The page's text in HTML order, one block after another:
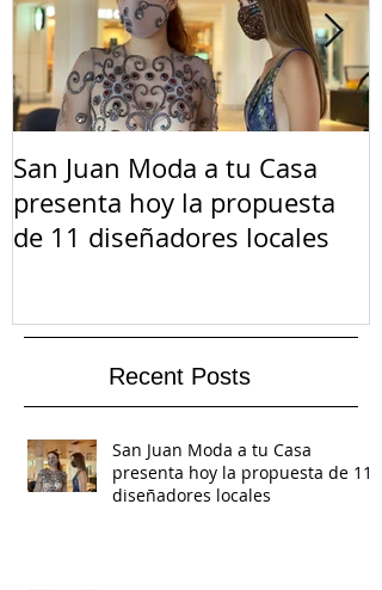
San Juan Moda a tu Casa
presenta hoy la propuesta
de 11 diseñadores locales
Recent Posts
San Juan Moda a tu Casa
presenta hoy la propuesta de 11
diseñadores locales